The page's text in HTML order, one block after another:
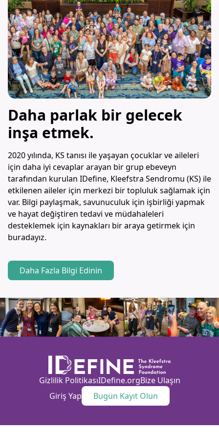
Daha parlak bir gelecek
inşa etmek.
2020 yılında, KS tanısı ile yaşayan çocuklar ve aileleri
için daha iyi cevaplar arayan bir grup ebeveyn
tarafından kurulan IDefine, Kleefstra Sendromu (KS) ile
etkilenen aileler için merkezi bir topluluk sağlamak için
var. Bilgi paylaşmak, savunuculuk için işbirliği yapmak
ve hayat değiştiren tedavi ve müdahaleleri
desteklemek için kaynakları bir araya getirmek için
buradayız.
Daha Fazla Bilgi Edinin
Gizlilik PolitikasıIDefine.orgBize Ulaşın
Giriş Yap
Bugün Kayıt Olun